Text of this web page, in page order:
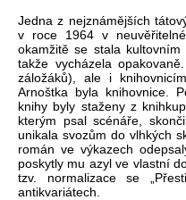
Jedna z nejznámějších
v roce 1964 v
okamžitě se stala kultovním
takže vycházela
záložáků), ale i
Arnoštka byla knihovnice.
knihy byly staženy z
kterým psal scénáře,
unikala svozům do vlhkých
román ve výkazech
poskytly mu azyl ve vlastní
tzv. normalizace se
antikvariátech.